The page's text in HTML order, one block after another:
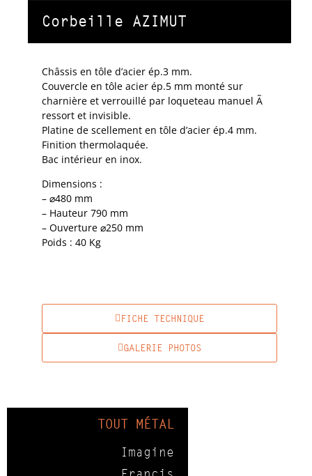
TOUT MÉTAL
Imagine
Corbeille AZIMUT
Châssis en tôle d’acier ép.3 mm.
Couvercle en tôle acier ép.5 mm monté sur
charnière et verrouillé par loqueteau manuel Ã
ressort et invisible.
Platine de scellement en tôle d’acier ép.4 mm.
Finition thermolaquée.
Bac intérieur en inox.
Dimensions :
– ⌀480 mm
– Hauteur 790 mm
– Ouverture ⌀250 mm
Poids : 40 Kg
FICHE TECHNIQUE
GALERIE PHOTOS